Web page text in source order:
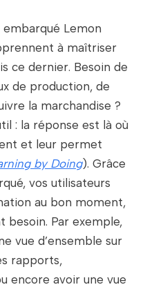
Lemon
à maîtriser
ce dernier. Besoin de
de production, de
la marchandise ?
: la réponse est là où
et leur permet
by Doing). Grâce
vos utilisateurs
au bon moment,
besoin. Par exemple,
vue d’ensemble sur
rapports,
encore avoir une vue